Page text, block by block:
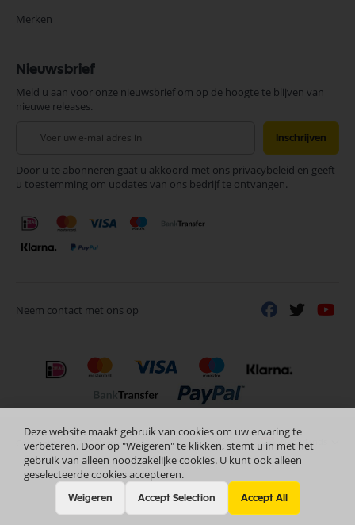
Merken
Nieuwsbrief
Meld u aan voor onze nieuwsbrief om op de hoogte te blijven van
nieuwe releases.
onze
nieuwsbrief
Inschrijven
Door u te abonneren gaat u akkoord met ons privacybeleid en geeft
u toestemming om updates van ons bedrijf te ontvangen.
Neem contact met ons op
Deze website maakt gebruik van cookies om uw ervaring te
verbeteren. Door op "Weigeren" te klikken, stemt u in met het
gebruik van alleen noodzakelijke cookies. U kunt ook alleen
geselecteerde cookies accepteren.
Weigeren Accept Selection Accept All
Copyright © 2024 Selectra Hengelo Nederlands